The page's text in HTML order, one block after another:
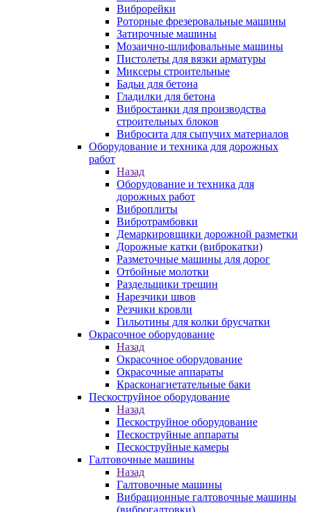
Виброрейки
Роторные фрезеровальные машины
Затирочные машины
Мозаично-шлифовальные машины
Пистолеты для вязки арматуры
Миксеры строительные
Бадьи для бетона
Гладилки для бетона
Вибростанки для производства
строительных блоков
Вибросита для сыпучих материалов
Оборудование и техника для дорожных
работ
Назад
Оборудование и техника для
дорожных работ
Виброплиты
Вибротрамбовки
Демаркировщики дорожной разметки
Дорожные катки (виброкатки)
Разметочные машины для дорог
Отбойные молотки
Раздельщики трещин
Нарезчики швов
Резчики кровли
Гильотины для колки брусчатки
Окрасочное оборудование
Назад
Окрасочное оборудование
Окрасочные аппараты
Красконагнетательные баки
Пескоструйное оборудование
Назад
Пескоструйное оборудование
Пескоструйные аппараты
Пескоструйные камеры
Галтовочные машины
Назад
Галтовочные машины
Вибрационные галтовочные машины
(виброгалтовки)